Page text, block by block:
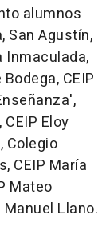
alumnos
San Agustín,
Inmaculada,
CEIP
Eloy
Colegio
CEIP María
Mateo
Llano.